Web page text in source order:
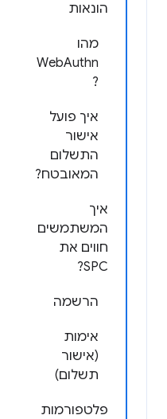
הונאות
מהו
WebAuthn
?
איך פועל
אישור
התשלום
המאובטח?
איך
המשתמשים
חווים את
SPC?
הרשמה
אימות
(אישור
תשלום)
פלטפורמות